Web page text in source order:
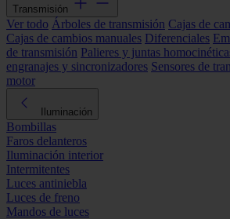
Transmisión
Ver todo Árboles de transmisión Cajas de
Cajas de cambios manuales Diferenciales
de transmisión Palieres y juntas
engranajes y sincronizadores Sensores de
motor
Iluminación
Bombillas
Faros delanteros
Iluminación interior
Intermitentes
Luces antiniebla
Luces de freno
Mandos de luces